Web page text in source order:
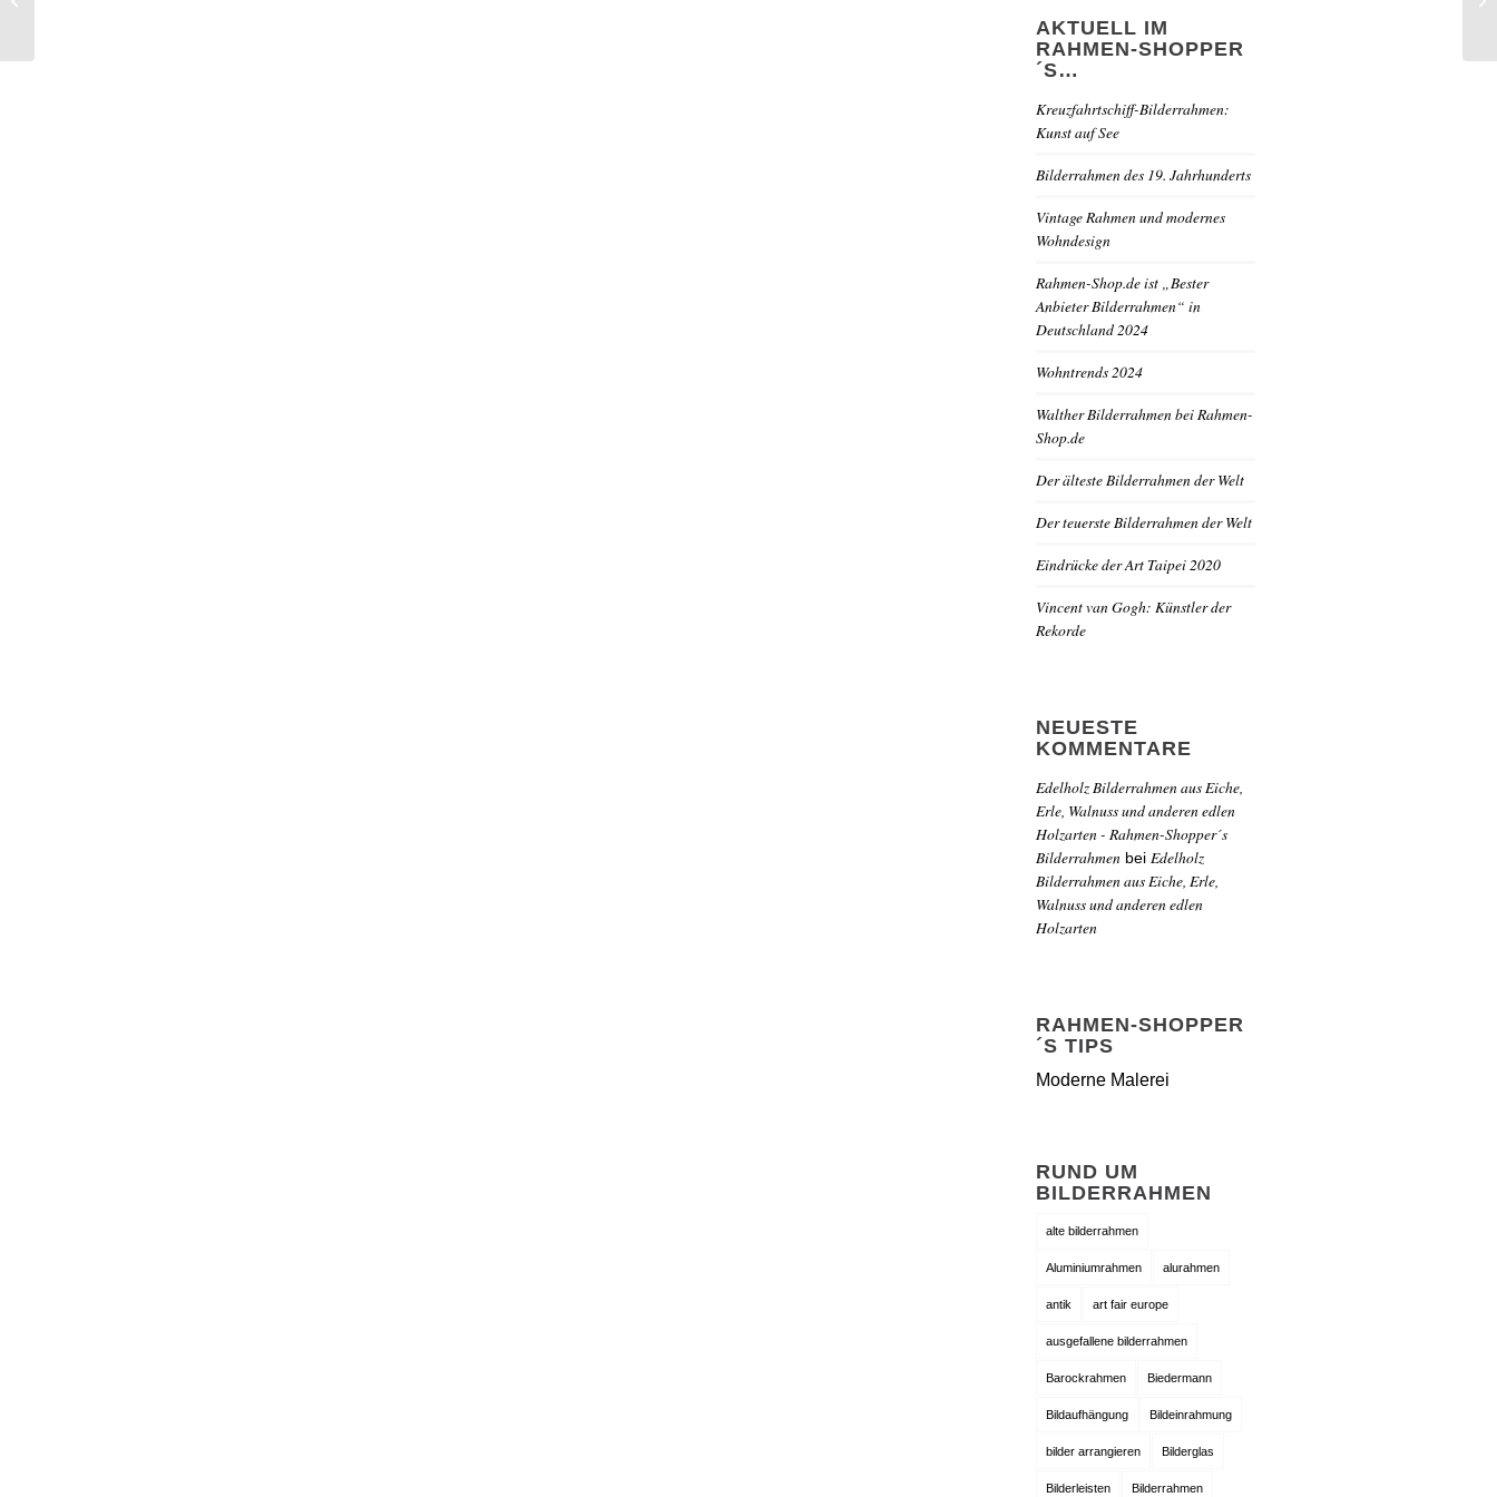
AKTUELL IM
RAHMEN-SHOPPER
´S…
Kreuzfahrtschiff-Bilderrahmen:
Kunst auf See
Bilderrahmen des 19. Jahrhunderts
Vintage Rahmen und modernes
Wohndesign
Rahmen-Shop.de ist „Bester
Anbieter Bilderrahmen“ in
Deutschland 2024
Wohntrends 2024
Walther Bilderrahmen bei Rahmen-
Shop.de
Der älteste Bilderrahmen der Welt
Der teuerste Bilderrahmen der Welt
Eindrücke der Art Taipei 2020
Vincent van Gogh: Künstler der
Rekorde
NEUESTE
KOMMENTARE
Edelholz Bilderrahmen aus Eiche,
Erle, Walnuss und anderen edlen
Holzarten - Rahmen-Shopper´s
Bilderrahmen beiEdelholz
Bilderrahmen aus Eiche, Erle,
Walnuss und anderen edlen
Holzarten
RAHMEN-SHOPPER
´S TIPS
Moderne Malerei
RUND UM
BILDERRAHMEN
alte bilderrahmen
Aluminiumrahmen alurahmen
antik art fair europe
ausgefallene bilderrahmen
Barockrahmen Biedermann
Bildaufhängung Bildeinrahmung
bilder arrangieren Bilderglas
Bilderleisten Bilderrahmen